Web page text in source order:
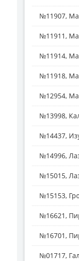
№11907,
№11911,
№11914,
№11918,
№12954,
№13998,
№14437,
№14996,
№15015,
№15153,
№16621,
№16701,
№01717,